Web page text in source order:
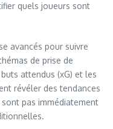
quels joueurs sont
avancés pour suivre
de prise de
attendus (xG) et les
révéler des tendances
pas immédiatement